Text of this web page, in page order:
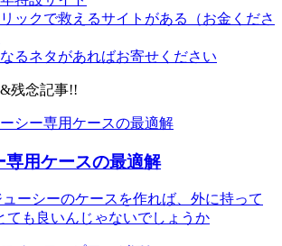
専用ケースの最適解
ーシーのケースを作れば、外に持って
ても良いんじゃないでしょうか